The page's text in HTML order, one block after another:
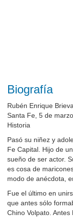
Biografía
Rubén Enrique
Santa Fe, 5 de
Historia
Pasó su niñez y
Fe Capital. Hijo de
sueño de ser actor.
es cosa de
modo de anécdota,
Fue el último en
que antes sólo
Chino Volpato.